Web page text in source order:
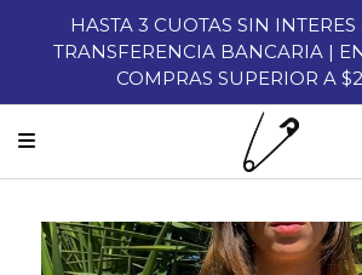
HASTA 3 CUOTAS SIN
TRANSFERENCIA BANCARIA |
COMPRAS SUPERIOR A